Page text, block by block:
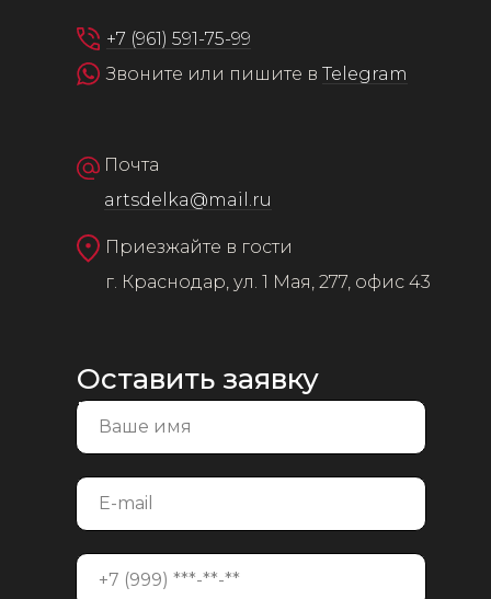
Оставить заявку
на консультацию
+7 (961) 591-75-99
Звоните или пишите в Telegram
Почта
artsdelka@mail.ru
Приезжайте в гости
г. Краснодар, ул. 1 Мая, 277, офис 43